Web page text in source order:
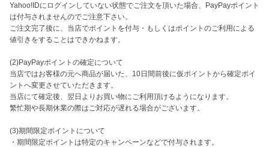
Yahoo!IDにログインしていない状態でご注文を頂いた場合、PayPayポイント
は付与されませんのでご注意下さい。
ご注文完了後に、当店でポイントを付与・もしくはポイントのご利用による
値引きをすることはできかねます。
(2)PayPayポイントの確定について
当店ではお客様の元へ商品が届いた、10日間前後に仮ポイントから確定ポイ
ントへ変更させていただきます。
当店にて確定後、翌日よりお買い物にご利用頂けるようになります。
繁忙期や長期休業の際はご対応が遅れる場合がございます。
(3)期間限定ポイントについて
・期間限定ポイントは特定のキャンペーンなどで付与されます。